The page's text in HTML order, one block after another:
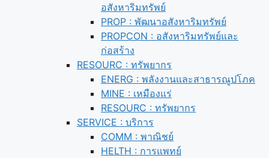
อสังหาริมทรัพย์
PROP : พัฒนาอสังหาริมทรัพย์
PROPCON : อสังหาริมทรัพย์และ
ก่อสร้าง
RESOURC : ทรัพยากร
ENERG : พลังงานและสาธารณูปโภค
MINE : เหมืองแร่
RESOURC : ทรัพยากร
SERVICE : บริการ
COMM : พาณิชย์
HELTH : การแพทย์